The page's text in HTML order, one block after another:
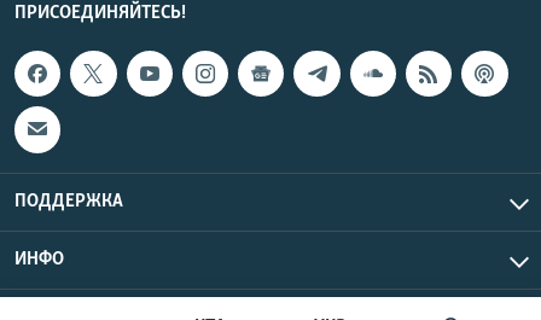
ПРИСОЕДИНЯЙТЕСЬ!
ПОДДЕРЖКА
ИНФО